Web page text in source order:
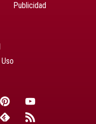
Publicidad